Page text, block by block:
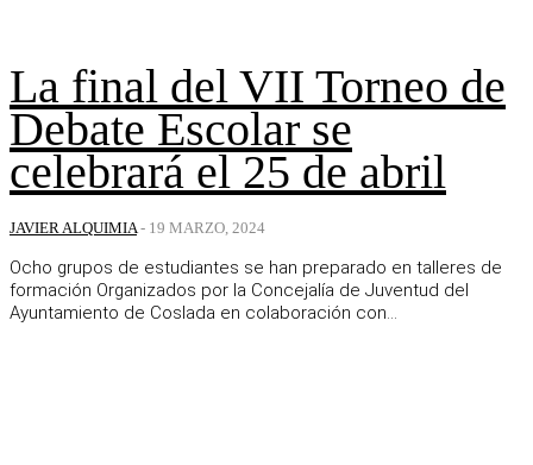
La final del VII Torneo de
Debate Escolar se
celebrará el 25 de abril
JAVIER ALQUIMIA - 19 MARZO, 2024
Ocho grupos de estudiantes se han preparado en talleres de
formación Organizados por la Concejalía de Juventud del
Ayuntamiento de Coslada en colaboración con...